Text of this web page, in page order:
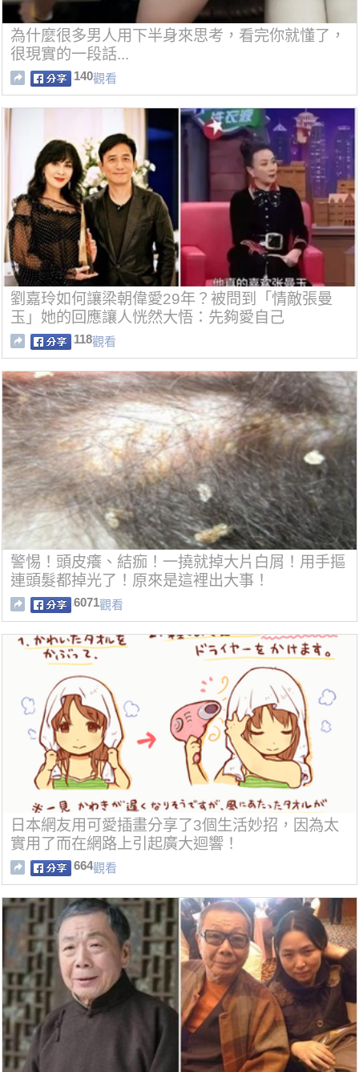
為什麼很多男人用下半身來思考，看完你就懂了，
很現實的一段話...
140觀看
劉嘉玲如何讓梁朝偉愛29年？被問到「情敵張曼
玉」她的回應讓人恍然大悟：先夠愛自己
118觀看
警惕！頭皮癢、結痂！一撓就掉大片白屑！用手摳
連頭髮都掉光了！原來是這裡出大事！
6071觀看
日本網友用可愛插畫分享了3個生活妙招，因為太
實用了而在網路上引起廣大迴響！
664觀看